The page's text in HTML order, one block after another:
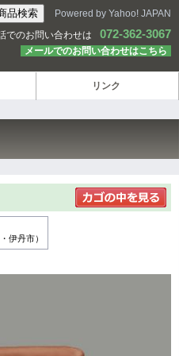
でのお問い合わせは 072-362-3067
メールでのお問い合わせはこちら
Powered by Yahoo! JAPAN
伊丹市）
リンク